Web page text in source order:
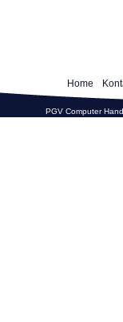
Home
PGV Computer